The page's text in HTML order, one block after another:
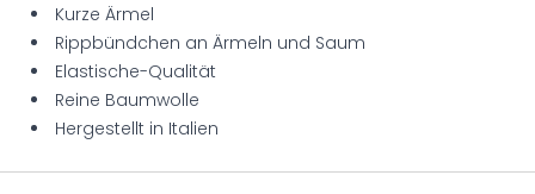
Kurze Ärmel
Rippbündchen an Ärmeln und Saum
Elastische-Qualität
Reine Baumwolle
Hergestellt in Italien